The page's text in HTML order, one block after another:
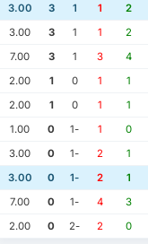
2
1
1
3
3.00
2
1
1
3
3.00
4
3
1
3
7.00
1
1
0
1
2.00
1
1
0
1
2.00
0
1
-1
0
1.00
1
2
-1
0
3.00
1
2
-1
0
3.00
3
4
-1
0
7.00
0
2
-2
0
2.00